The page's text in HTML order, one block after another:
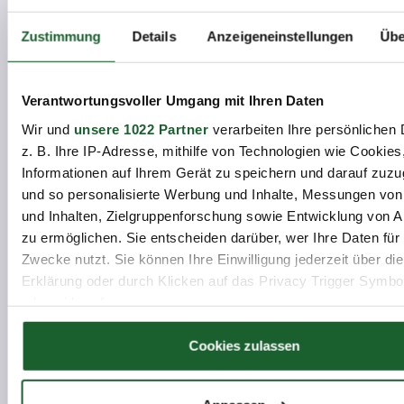
Zustimmung Details Anzeigeneinstellungen
Verantwortungsvoller Umgang mit Ihren Daten
Wir und unsere 1022 Partnerverarbeiten Ihre persönlichen
z. B. Ihre IP-Adresse, mithilfe von Technologien wie
Informationen auf Ihrem Gerät zu speichern und darauf
und so personalisierte Werbung und Inhalte, Messungen
und Inhalten, Zielgruppenforschung sowie Entwicklung von
zu ermöglichen. Sie entscheiden darüber, wer Ihre Daten für
Zwecke nutzt. Sie können Ihre Einwilligung jederzeit über
Erklärung oder durch Klicken auf das Privacy Trigger
Wenn Sie es erlauben, würden wir auch gerne:
Informationen über Ihre geografische Lage erfassen,
Cookies zulassen
A Lot Of People / 567596092 / Shutterstock.com
Chronik
Ground Picture / 291653849 / Shutterstock.com